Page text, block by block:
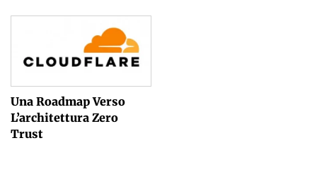
Una Roadmap Verso
L’architettura Zero
Trust